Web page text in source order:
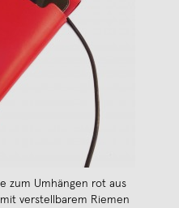
zum Umhängen rot aus
verstellbarem Riemen